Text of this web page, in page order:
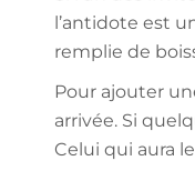
l’antidote est
remplie de
Pour ajouter
arrivée. Si
Celui qui aura